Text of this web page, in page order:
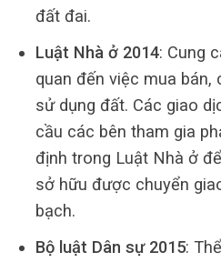
đất đai.
Luật Nhà ở 2014: Cung
quan đến việc mua bán,
sử dụng đất. Các giao
cầu các bên tham gia
định trong Luật Nhà ở
sở hữu được chuyển
bạch.
Bộ luật Dân sự 2015: